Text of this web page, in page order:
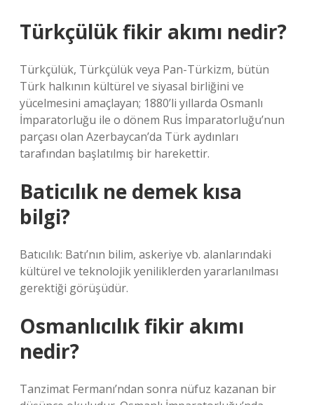
Türkçülük fikir akımı nedir?
Türkçülük, Türkçülük veya Pan-Türkizm, bütün
Türk halkının kültürel ve siyasal birliğini ve
yücelmesini amaçlayan; 1880’li yıllarda Osmanlı
İmparatorluğu ile o dönem Rus İmparatorluğu’nun
parçası olan Azerbaycan’da Türk aydınları
tarafından başlatılmış bir harekettir.
Baticılık ne demek kısa
bilgi?
Batıcılık: Batı’nın bilim, askeriye vb. alanlarındaki
kültürel ve teknolojik yeniliklerden yararlanılması
gerektiği görüşüdür.
Osmanlıcılık fikir akımı
nedir?
Tanzimat Fermanı’ndan sonra nüfuz kazanan bir